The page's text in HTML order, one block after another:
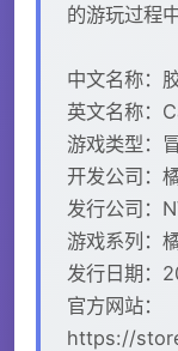
的游玩过程
中文名称：
英文名称：
游戏类型：
开发公司：
发行公司：
游戏系列：
发行日期：
官方网站：
https://